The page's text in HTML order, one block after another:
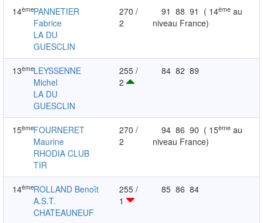
14èmePANNETIER
Fabrice
LA DU
GUESCLIN
270 /
2
91 88 91 ( 14ème au
niveau France)
13èmeLEYSSENNE
Michel
LA DU
GUESCLIN
255 /
2
84 82 89
15èmeFOURNERET
Maurine
RHODIA CLUB
TIR
270 /
2
94 86 90 ( 15ème au
niveau France)
14èmeROLLAND Benoît
A.S.T.
CHATEAUNEUF
255 /
1
85 86 84